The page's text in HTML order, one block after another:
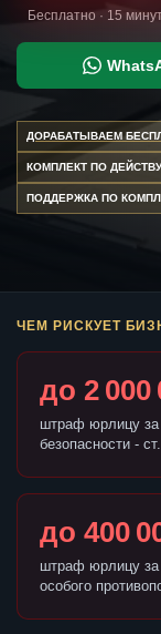
Бесплатно · 15
ДОРАБАТЫВАЕМ
КОМПЛЕКТ ПО
ПОДДЕРЖКА ПО
ЧЕМ РИСКУЕТ
до 2 000
штраф юрлицу за
безопасности -
до 400
штраф юрлицу за
особого